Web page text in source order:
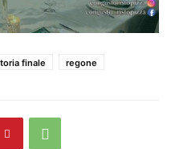
finale regone